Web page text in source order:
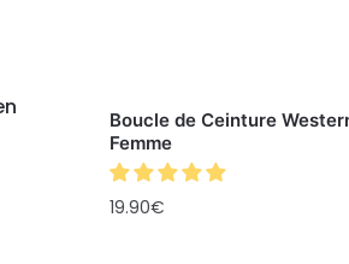
Boucle de Ceinture
Femme
19.90€